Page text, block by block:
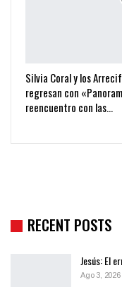
Silvia Coral y los
regresan con
reencuentro con las…
RECENT POSTS
Jesús: El
Ago 3, 2026